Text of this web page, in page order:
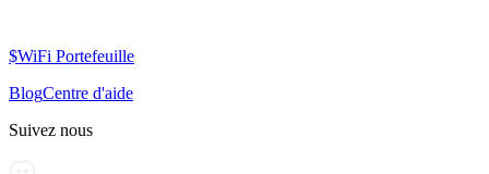
$WiFi Portefeuille
BlogCentre d'aide
Suivez nous